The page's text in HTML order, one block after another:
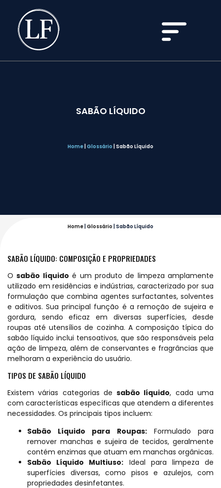
SABÃO LÍQUIDO
Home Glossário Sabão Líquido
Home Glossário Sabão Líquido
SABÃO LÍQUIDO: COMPOSIÇÃO E PROPRIEDADES
Osabão líquido é um produto de limpeza amplamente
utilizado em residências e indústrias, caracterizado por sua
formulação que combina agentes surfactantes, solventes
e aditivos. Sua principal função é a remoção de sujeira e
gordura, sendo eficaz em diversas superfícies, desde
roupas até utensílios de cozinha. A composição típica do
sabão líquido inclui tensoativos, que são responsáveis pela
ação de limpeza, além de conservantes e fragrâncias que
melhoram a experiência do usuário.
TIPOS DE SABÃO LÍQUIDO
Existem várias categorias desabão líquido, cada uma
com características específicas que atendem a diferentes
necessidades. Os principais tipos incluem:
Sabão Líquido para Roupas:Formulado para
remover manchas e sujeira de tecidos, geralmente
contém enzimas que atuam em manchas orgânicas.
Sabão Líquido Multiuso: Ideal para limpeza de
superfícies diversas, como pisos e azulejos, com
propriedades desinfetantes.